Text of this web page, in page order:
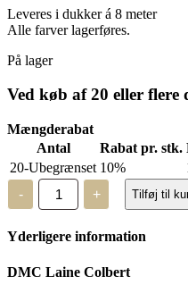
Leveres i dukker á 8 meter
Alle farver lagerføres.
På lager
Ved køb af 20 eller
Mængderabat
Antal
Rabat pr. stk.
20-Ubegrænset 10%
-
DMC
Laine
Colbert
uldgarn
7938
+ Tilføj til
Yderligere information
DMC Laine Colbert